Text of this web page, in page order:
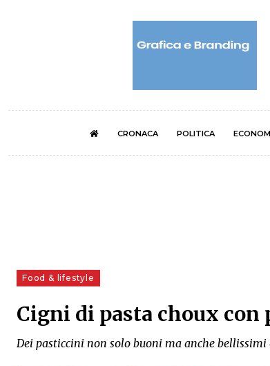
CRONACA POLITICA
Food & lifestyle
Cigni di pasta choux con
Dei pasticcini non solo buoni ma anche bellissimi